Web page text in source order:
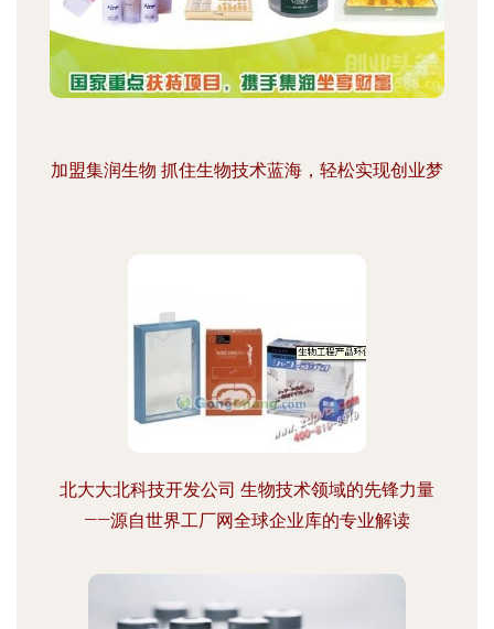
加盟集润生物 抓住生物技术蓝海，轻松实现创业梦
北大大北科技开发公司 生物技术领域的先锋力量
——源自世界工厂网全球企业库的专业解读